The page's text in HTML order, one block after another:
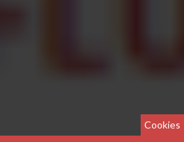
Cookies